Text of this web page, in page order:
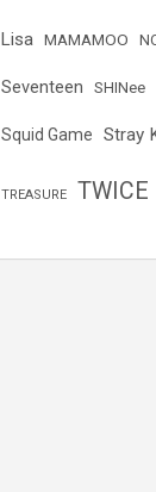
Lisa MAMAMOO
Seventeen SHINee
Squid Game Stray
TREASURE TWICE